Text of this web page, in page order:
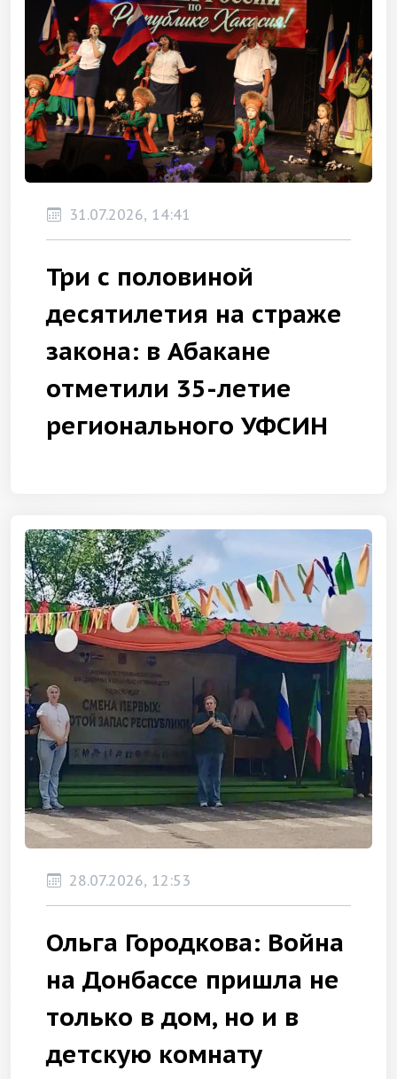
31.07.2026, 14:41
Три с половиной
десятилетия на страже
закона: в Абакане
отметили 35-летие
регионального УФСИН
28.07.2026, 12:53
Ольга Городкова: Война
на Донбассе пришла не
только в дом, но и в
детскую комнату